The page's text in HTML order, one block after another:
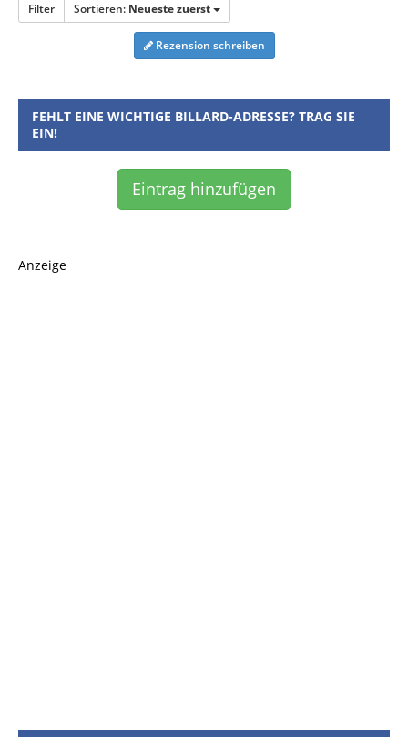
Filter Sortieren: Neueste zuerst
Rezension schreiben
FEHLT EINE WICHTIGE BILLARD-ADRESSE? TRAG SIE
EIN!
Eintrag hinzufügen
Anzeige